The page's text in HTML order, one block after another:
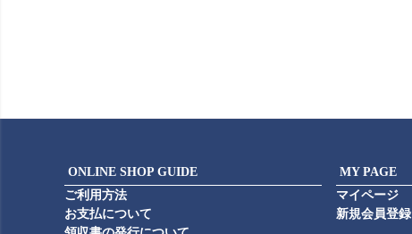
ONLINE SHOP GUIDE
ご利用方法
お支払について
MY PAGE
マイページ
新規会員登録